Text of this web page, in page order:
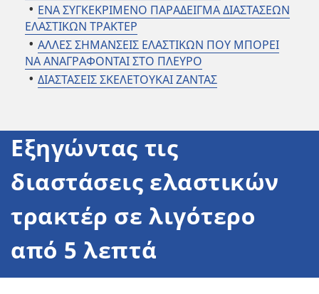
ΕΝΑ ΣΥΓΚΕΚΡΙΜΕΝΟ ΠΑΡΑΔΕΙΓΜΑ ΔΙΑΣΤΑΣΕΩΝ
ΕΛΑΣΤΙΚΩΝ ΤΡΑΚΤΕΡ
ΑΛΛΕΣ ΣΗΜΑΝΣΕΙΣ ΕΛΑΣΤΙΚΩΝ ΠΟΥ ΜΠΟΡΕΙ
ΝΑ ΑΝΑΓΡΑΦΟΝΤΑΙ ΣΤΟ ΠΛΕΥΡΟ
ΔΙΑΣΤΑΣΕΙΣ ΣΚΕΛΕΤΟΥΚΑΙ ΖΑΝΤΑΣ
Εξηγώντας τις
διαστάσεις ελαστικών
τρακτέρ σε λιγότερο
από 5 λεπτά